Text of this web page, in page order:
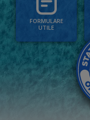
FORMULARE
UTILE